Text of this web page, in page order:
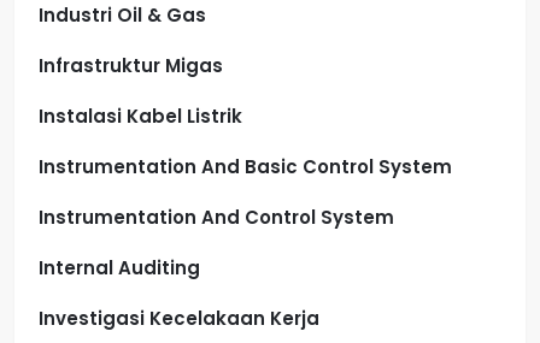
Industri Oil & Gas
Infrastruktur Migas
Instalasi Kabel Listrik
Instrumentation And Basic Control System
Instrumentation And Control System
Internal Auditing
Investigasi Kecelakaan Kerja